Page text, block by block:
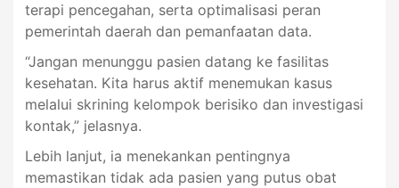
terapi pencegahan, serta optimalisasi peran
pemerintah daerah dan pemanfaatan data.
“Jangan menunggu pasien datang ke fasilitas
kesehatan. Kita harus aktif menemukan kasus
melalui skrining kelompok berisiko dan investigasi
kontak,” jelasnya.
Lebih lanjut, ia menekankan pentingnya
memastikan tidak ada pasien yang putus obat